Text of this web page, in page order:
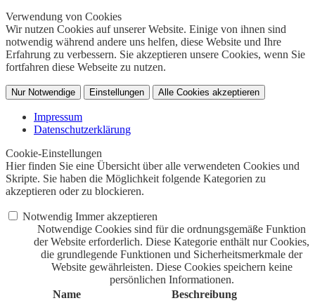
Verwendung von Cookies
Wir nutzen Cookies auf unserer Website. Einige von ihnen sind
notwendig während andere uns helfen, diese Website und Ihre
Erfahrung zu verbessern. Sie akzeptieren unsere Cookies, wenn Sie
fortfahren diese Webseite zu nutzen.
Nur Notwendige Einstellungen Alle Cookies akzeptieren
Impressum
Datenschutzerklärung
Cookie-Einstellungen
Hier finden Sie eine Übersicht über alle verwendeten Cookies und
Skripte. Sie haben die Möglichkeit folgende Kategorien zu
akzeptieren oder zu blockieren.
Notwendig Immer akzeptieren
Notwendige Cookies sind für die ordnungsgemäße Funktion
der Website erforderlich. Diese Kategorie enthält nur Cookies,
die grundlegende Funktionen und Sicherheitsmerkmale der
Website gewährleisten. Diese Cookies speichern keine
persönlichen Informationen.
Name
Beschreibung